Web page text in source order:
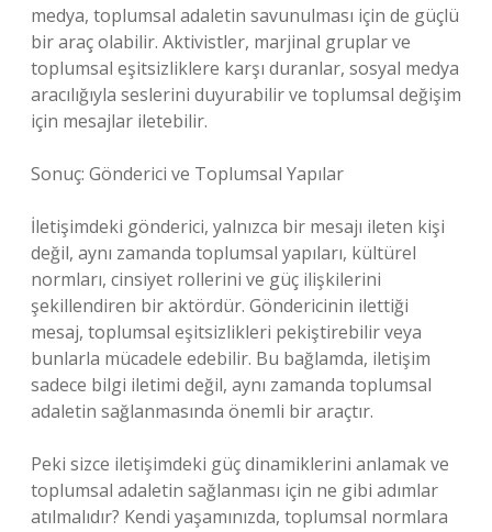
medya, toplumsal adaletin savunulması için de güçlü
bir araç olabilir. Aktivistler, marjinal gruplar ve
toplumsal eşitsizliklere karşı duranlar, sosyal medya
aracılığıyla seslerini duyurabilir ve toplumsal değişim
için mesajlar iletebilir.
Sonuç: Gönderici ve Toplumsal Yapılar
İletişimdeki gönderici, yalnızca bir mesajı ileten kişi
değil, aynı zamanda toplumsal yapıları, kültürel
normları, cinsiyet rollerini ve güç ilişkilerini
şekillendiren bir aktördür. Göndericinin ilettiği
mesaj, toplumsal eşitsizlikleri pekiştirebilir veya
bunlarla mücadele edebilir. Bu bağlamda, iletişim
sadece bilgi iletimi değil, aynı zamanda toplumsal
adaletin sağlanmasında önemli bir araçtır.
Peki sizce iletişimdeki güç dinamiklerini anlamak ve
toplumsal adaletin sağlanması için ne gibi adımlar
atılmalıdır? Kendi yaşamınızda, toplumsal normlara